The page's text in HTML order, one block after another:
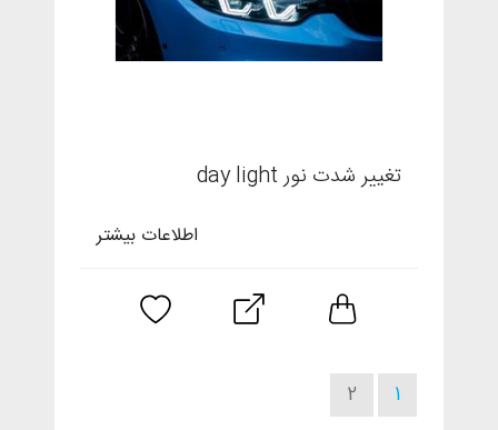
تغییر شدت نور day light
اطلاعات بیشتر
1
2